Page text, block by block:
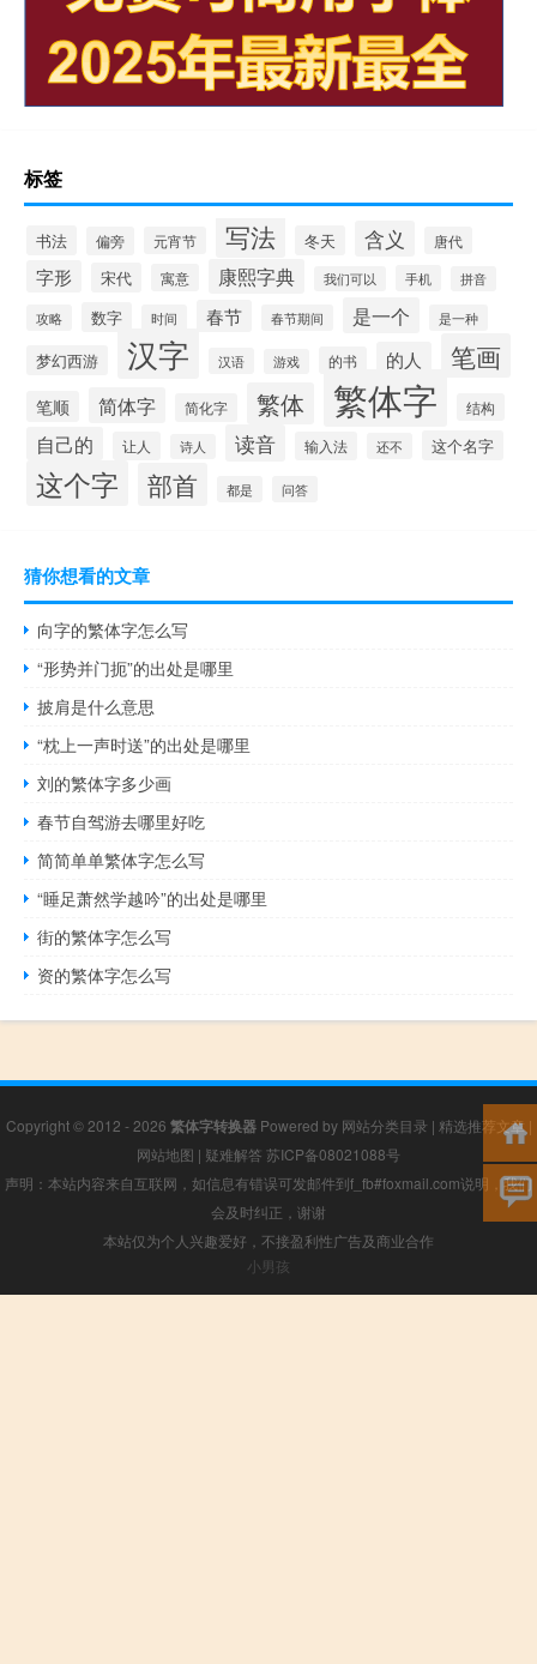
标签
书法 偏旁 元宵节 写法 冬天 含义 唐代
字形 宋代 寓意 康熙字典 我们可以 手机 拼音
攻略 数字 时间 春节 春节期间 是一个 是一种
梦幻西游 汉字 汉语 游戏 的书 的人 笔画
笔顺 简体字 简化字 繁体 繁体字 结构
自己的 让人 诗人 读音 输入法 还不 这个名字
这个字 部首 都是 问答
猜你想看的文章
向字的繁体字怎么写
“形势并门扼”的出处是哪里
披肩是什么意思
“枕上一声时送”的出处是哪里
刘的繁体字多少画
春节自驾游去哪里好吃
简简单单繁体字怎么写
“睡足萧然学越吟”的出处是哪里
街的繁体字怎么写
资的繁体字怎么写
Copyright © 2012 - 2026 繁体字转换器Powered by 网站分类目录 | 精选推荐文章|
网站地图 | 疑难解答 苏ICP备08021088号
声明：本站内容来自互联网，如信息有错误可发邮件到f_fb#foxmail.com说明，我们
会及时纠正，谢谢
本站仅为个人兴趣爱好，不接盈利性广告及商业合作
小男孩